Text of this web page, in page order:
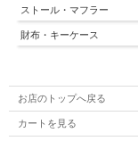
ストール・マフラー
財布・キーケース
お店のトップへ戻る
カートを見る